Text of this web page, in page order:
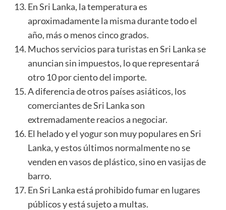
En Sri Lanka, la temperatura es
aproximadamente la misma durante todo el
año, más o menos cinco grados.
Muchos servicios para turistas en Sri Lanka se
anuncian sin impuestos, lo que representará
otro 10 por ciento del importe.
A diferencia de otros países asiáticos, los
comerciantes de Sri Lanka son
extremadamente reacios a negociar.
El helado y el yogur son muy populares en Sri
Lanka, y estos últimos normalmente no se
venden en vasos de plástico, sino en vasijas de
barro.
En Sri Lanka está prohibido fumar en lugares
públicos y está sujeto a multas.